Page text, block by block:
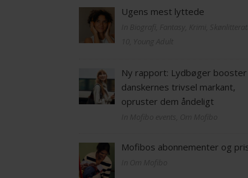
Ugens mest lyttede
Ny rapport: Lydbøger booster
danskernes trivsel markant,
opruster dem åndeligt
Mofibos abonnementer og